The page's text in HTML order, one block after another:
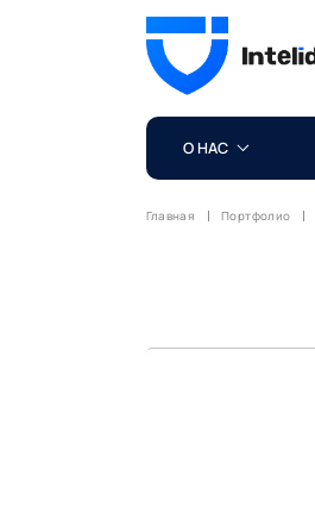
О НАС
Главная Портфолио